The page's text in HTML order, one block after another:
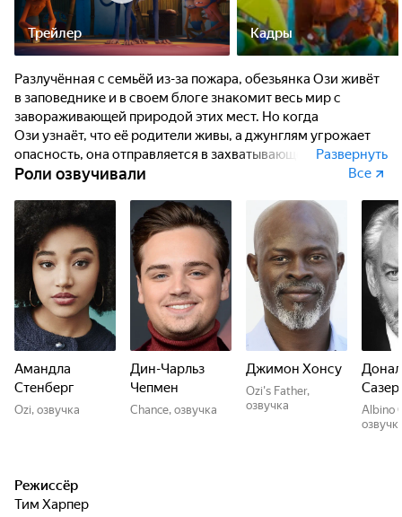
Трейлер Кадры
Разлучённая с семьёй из-за пожара, обезьянка Ози живёт
в заповеднике и в своем блоге знакомит весь мир с
завораживающей природой этих мест. Но когда
Ози узнаёт, что её родители живы, а джунглям угрожает
опасность, она отправляется в захватывающее
дух приключение по тропическим лесам. С помощью
узнает, что даже один голос может изменить мир.
Развернуть
Роли озвучивали Все
Амандла
Стенберг
Ozi, озвучка
Дин-Чарльз
Чепмен
Chance, озвучка
Джимон Хонсу
Ozi's Father,
озвучка
Albino
Режиссёр
Тим Харпер